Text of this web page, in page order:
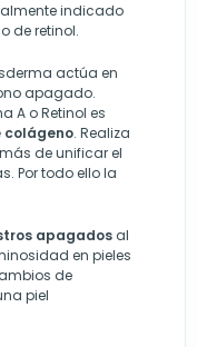
indicado
de retinol.
actúa en
apagado.
A o Retinol es
colágeno. Realiza
de unificar el
Por todo ello la
apagados al
en pieles
de
piel